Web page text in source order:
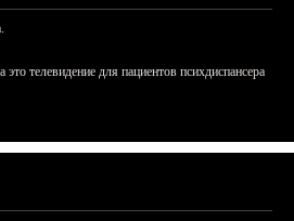
это телевидение для пациентов психдиспансера